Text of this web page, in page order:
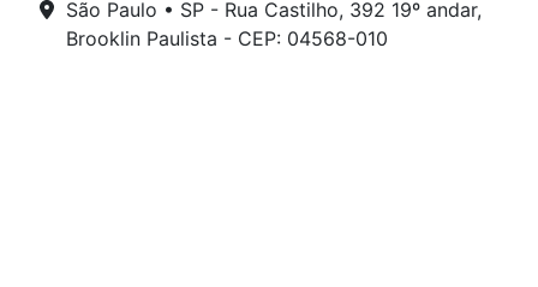
São Paulo • SP - Rua Castilho, 392 19º andar,
Brooklin Paulista - CEP: 04568-010